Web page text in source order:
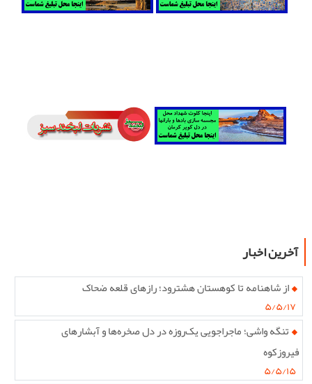
آخرین اخبار
از شاهنامه تا کوهستان هشترود؛ رازهای قلعه ضحاک
۵/۵/۱۷
تنگه واشی؛ ماجراجویی یک‌روزه در دل صخره‌ها و آبشارهای
فیروزکوه
۵/۵/۱۵